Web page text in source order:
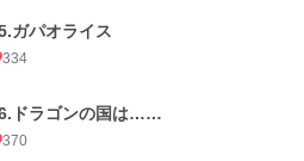
ガパオライス
334
ドラゴンの国は……
370